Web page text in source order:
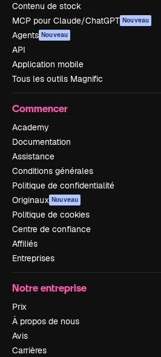
Contenu de stock
MCP pour Claude/ChatGPT Nouveau
Agents Nouveau
API
Application mobile
Tous les outils Magnific
Commencer
Academy
Documentation
Assistance
Conditions générales
Politique de confidentialité
Originaux Nouveau
Politique de cookies
Centre de confiance
Affiliés
Entreprises
Notre entreprise
Prix
À propos de nous
Avis
Carrières